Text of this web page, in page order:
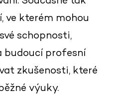
ve kterém mohou
schopnosti,
budoucí profesní
zkušenosti, které
výuky.